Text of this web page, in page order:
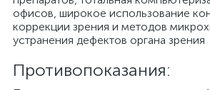
офисов, широкое использование
коррекции зрения и методов
устранения дефектов органа зрения
Противопоказания: